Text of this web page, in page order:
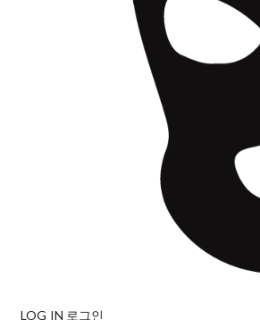
LOG IN 로그인